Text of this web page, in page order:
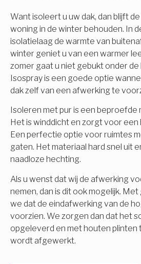
Want isoleert u uw dak, dan blijft
woning in de winter behouden. In
isolatielaag de warmte van
winter geniet u van een warmer
zomer gaat u niet gebukt onder de
Isospray is een goede optie
dak zelf van een afwerking te
Isoleren met pur is een beproefde
Het is winddicht en zorgt voor
Een perfectie optie voor ruimtes
gaten. Het materiaal hard snel uit
naadloze hechting.
Als u wenst dat wij de afwerking
nemen, dan is dit ook mogelijk.
we dat de eindafwerking van de
voorzien. We zorgen dan dat het
opgeleverd en met houten plinten
wordt afgewerkt.